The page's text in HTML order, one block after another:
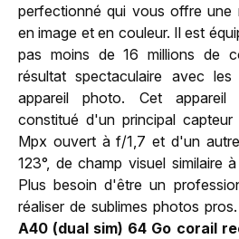
perfectionné qui vous offre une
en image et en couleur. Il est
pas moins de 16 millions de
résultat spectaculaire avec
appareil photo. Cet appareil
constitué d'un principal
Mpx ouvert à f/1,7 et d'un
123°, de champ visuel similaire
Plus besoin d'être un
réaliser de sublimes photos
A40 (dual sim) 64 Go corail